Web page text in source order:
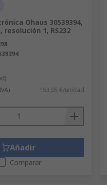
Ohaus 30539394,
resolución 1, RS232
153,05 €/unidad
Añadir
Comparar